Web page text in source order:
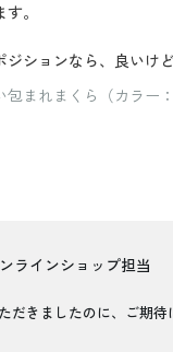
。
ションなら、良いけ
まれまくら（カラー：
ラインショップ担当
だきましたのに、ご期